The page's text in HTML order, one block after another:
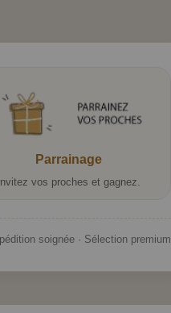
Parrainage
Invitez vos proches et gagnez.
soignée · Sélection premium